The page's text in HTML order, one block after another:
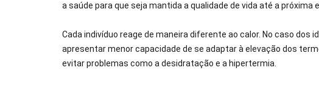
a saúde para que seja mantida a qualidade de vida até a próxima
Cada indivíduo reage de maneira diferente ao calor. No caso dos
apresentar menor capacidade de se adaptar à elevação dos
evitar problemas como a desidratação e a hipertermia.